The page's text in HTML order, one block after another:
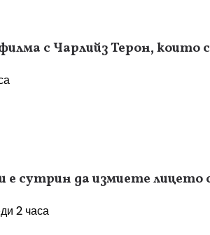
с Чарлийз Терон, които
сутрин да измиете лицето
2 часа